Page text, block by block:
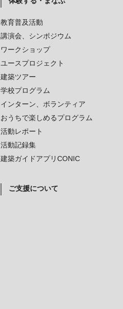
教育普及活動
講演会、シンポジウム
ワークショップ
ユースプロジェクト
建築ツアー
学校プログラム
インターン、ボランティア
おうちで楽しめるプログラム
活動レポート
活動記録集
建築ガイドアプリCONIC
ご支援について